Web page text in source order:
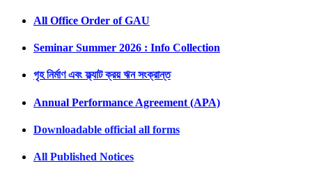
All Office Order of GAU
Seminar Summer 2026 : Info Collection
গৃহ নির্মাণ এবং ফ্ল্যাট ক্রয় ঋন সংক্রান্ত
Annual Performance Agreement (APA)
Downloadable official all forms
All Published Notices